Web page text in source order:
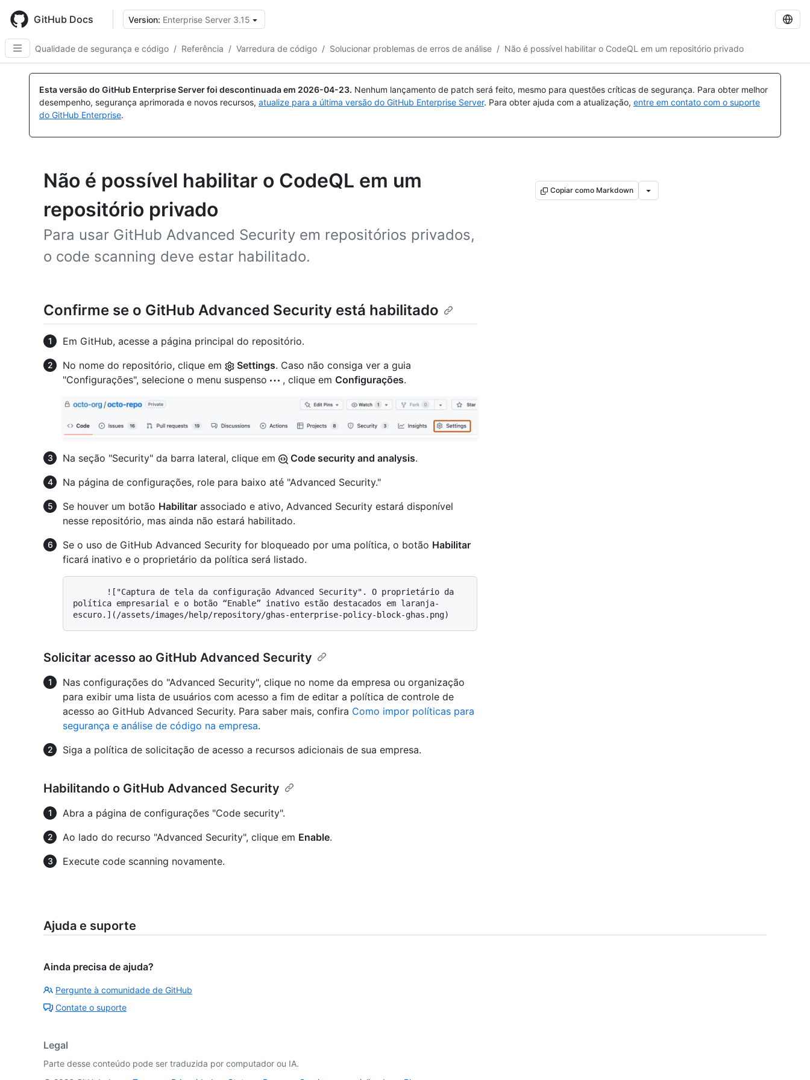
main
content
GitHub Docs Version: Enterprise Server 3.15
Qualidade de segurança e código / Referência / Varredura de código / Solucionar problemas de erros de análise / Não é possível habilitar o CodeQL em um repositório privado
Esta versão do GitHub Enterprise Server foi descontinuada em 2026-04-23. Nenhum lançamento de patch será feito, mesmo para questões críticas de segurança. Para obter melhor
desempenho, segurança aprimorada e novos recursos, atualize para a última versão do GitHub Enterprise Server. Para obter ajuda com a atualização, entre em contato com o suporte
do GitHub Enterprise.
Não é possível habilitar o CodeQL em um
repositório privado
Para usar GitHub Advanced Security em repositórios privados,
o code scanning deve estar habilitado.
Copiar como Markdown
Confirme se o GitHub Advanced Security está habilitado
Em GitHub, acesse a página principal do repositório.
No nome do repositório, clique em
Settings. Caso não consiga ver a guia
"Configurações", selecione o menu suspenso
, clique em Configurações.
Na seção "Security" da barra lateral, clique em Code security and analysis.
Na página de configurações, role para baixo até "Advanced Security."
Se houver um botão Habilitar associado e ativo, Advanced Security estará disponível
nesse repositório, mas ainda não estará habilitado.
Se o uso de GitHub Advanced Security for bloqueado por uma política, o botão Habilitar
ficará inativo e o proprietário da política será listado.
política empresarial e o botão “Enable” inativo estão destacados em laranja-
Solicitar acesso ao GitHub Advanced Security
Nas configurações do "Advanced Security", clique no nome da empresa ou organização
para exibir uma lista de usuários com acesso a fim de editar a política de controle de
acesso ao GitHub Advanced Security. Para saber mais, confira Como impor políticas para
segurança e análise de código na empresa.
Siga a política de solicitação de acesso a recursos adicionais de sua empresa.
Habilitando o GitHub Advanced Security
Abra a página de configurações "Code security".
Ao lado do recurso "Advanced Security", clique em Enable.
Execute code scanning novamente.
Ajuda e suporte
Ainda precisa de ajuda?
Pergunte à comunidade de GitHub
Contate o suporte
Legal
Parte desse conteúdo pode ser traduzida por computador ou IA.